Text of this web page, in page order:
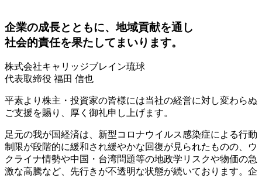
企業の成長とともに、地域貢献を通し
社会的責任を果たしてまいります。
株式会社キャリッジブレイン琉球
代表取締役 福田 信也
平素より株主・投資家の皆様には当社の経営に対し変わらぬ
ご支援を賜り、厚く御礼申し上げます。
足元の我が国経済は、新型コロナウイルス感染症による行動
制限が段階的に緩和され緩やかな回復が見られたものの、ウ
クライナ情勢や中国・台湾問題等の地政学リスクや物価の急
激な高騰など、先行きが不透明な状態が続いております。企